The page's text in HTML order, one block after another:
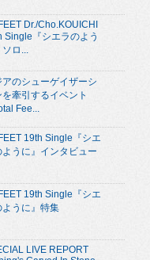
Dr./Cho.KOUICHI
Single『シエラのよう
ソロ...
アのシューゲイザーシ
を牽引するイベント
Fee...
19th Single『シエ
ように』インタビュー
19th Single『シエ
ように』特集
LIVE REPORT